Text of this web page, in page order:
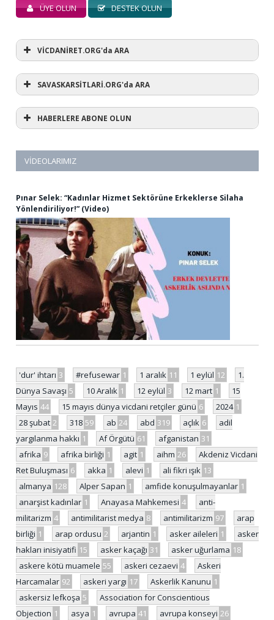
ÜYE OLUN DESTEK OLUN
VİCDANİRET.ORG'da ARA
SAVASKARSİTLARİ.ORG'da ARA
HABERLERE ABONE OLUN
VIDEOLARIMIZ
Pınar Selek: “Kadınlar Hizmet Sektörüne Erkeklerse Silaha
Yönlendiriliyor!” (Video)
'dur' ihtarı 3 #refusewar 1 1 aralık 11 1 eylül 12
1.
Dünya Savaşı 5 10 Aralık 1 12 eylül 3 12 mart 1
15
Mayıs 44 15 mayıs dünya vicdani retçiler günü 6 2024 1
28 şubat 2 318 59 ab 24 abd 319 açlık 6
adil
yargılanma hakkı 1 Af Örgütü 61 afganistan 31
afrika 9 afrika birliği 1 agit 1 aihm 26
Akdeniz Vicdani
Ret Buluşması 6 akka 1 alevi 1 ali fikri ışık 13
almanya 128 Alper Sapan 1 amfide konuşulmayanlar 1
anarşist kadınlar 1 Anayasa Mahkemesi 4
anti-
militarizm 4 antimilitarist medya 8 antimilitarizm 97
arap
birliği 1 arap ordusu 2 arjantin 1 asker aileleri 1
asker
hakları inisiyatifi 15 asker kaçağı 31 asker uğurlama 18
askere kötü muamele 55 askeri cezaevi 4
Askeri
Harcamalar 92 askeri yargı 17 Askerlik Kanunu 1
askersiz lefkoşa 5
Association for Conscientious
Objection 1 asya 1 avrupa 41 avrupa konseyi 26